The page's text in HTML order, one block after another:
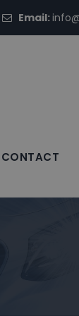
Email:
CONTACT